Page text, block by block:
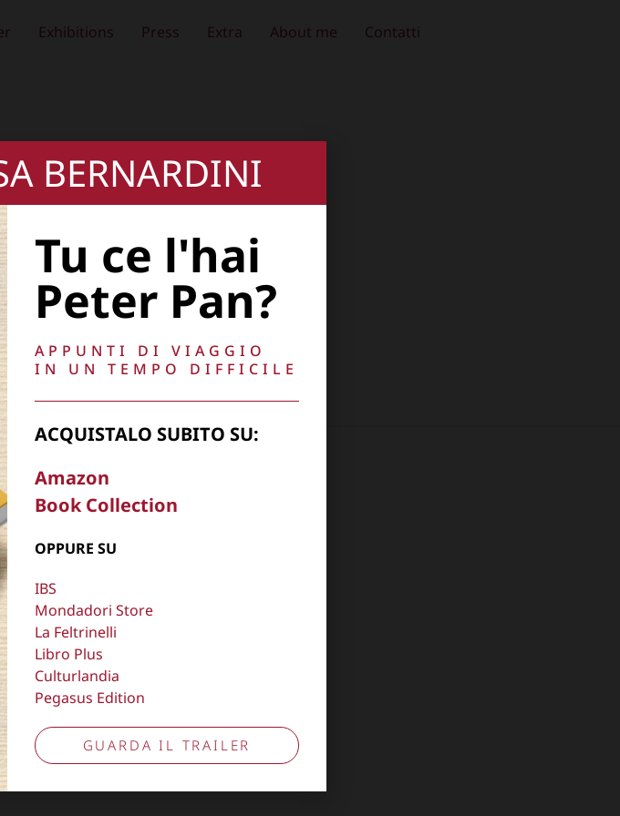
Exhibitions Press Extra About me Contatti
2026Lisa Bernardini
Privacy Policy
tracciamento
BERNARDINI
Tu ce l'hai
Peter Pan?
APPUNTI DI VIAGGIO
IN UN TEMPO DIFFICILE
ACQUISTALO SUBITO SU:
Amazon
Book Collection
OPPURE SU
IBS
Mondadori Store
La Feltrinelli
Libro Plus
Culturlandia
Pegasus Edition
GUARDA IL TRAILER